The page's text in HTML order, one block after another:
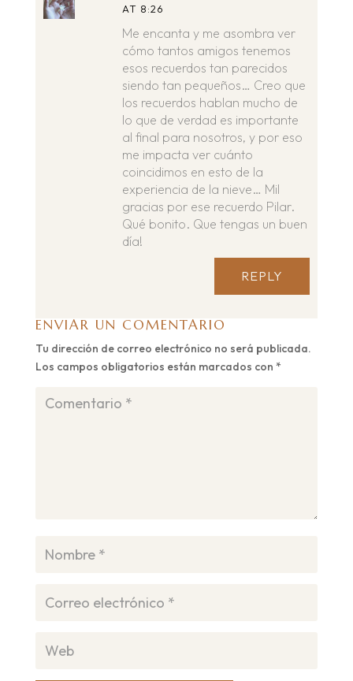
AT 8:26
Me encanta y me asombra ver
cómo tantos amigos tenemos
esos recuerdos tan parecidos
siendo tan pequeños… Creo que
los recuerdos hablan mucho de
lo que de verdad es importante
al final para nosotros, y por eso
me impacta ver cuánto
coincidimos en esto de la
experiencia de la nieve… Mil
gracias por ese recuerdo Pilar.
Qué bonito. Que tengas un buen
día!
REPLY
ENVIAR UN COMENTARIO
Tu dirección de correo electrónico no será publicada.
Los campos obligatorios están marcados con *